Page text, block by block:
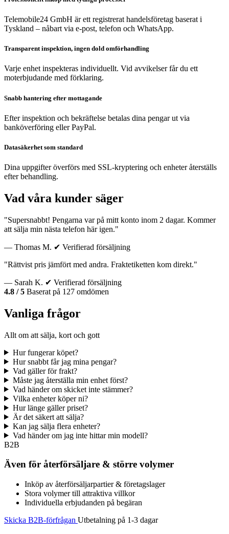
Telemobile24 GmbH är ett registrerat handelsföretag baserat i
Tyskland – nåbart via e-post, telefon och WhatsApp.
Transparent inspektion, ingen dold omförhandling
Varje enhet inspekteras individuellt. Vid avvikelser får du ett
moterbjudande med förklaring.
Snabb hantering efter mottagande
Efter inspektion och bekräftelse betalas dina pengar ut via
banköverföring eller PayPal.
Datasäkerhet som standard
Dina uppgifter överförs med SSL-kryptering och enheter återställs
efter behandling.
Vad våra kunder säger
"Supersnabbt! Pengarna var på mitt konto inom 2 dagar. Kommer
att sälja min nästa telefon här igen."
— Thomas M. ✔ Verifierad försäljning
"Rättvist pris jämfört med andra. Fraktetiketten kom direkt."
— Sarah K. ✔ Verifierad försäljning
4.8 / 5 Baserat på 127 omdömen
Vanliga frågor
Allt om att sälja, kort och gott
Hur fungerar köpet?
Hur snabbt får jag mina pengar?
Vad gäller för frakt?
Måste jag återställa min enhet först?
Vad händer om skicket inte stämmer?
Vilka enheter köper ni?
Hur länge gäller priset?
Är det säkert att sälja?
Kan jag sälja flera enheter?
Vad händer om jag inte hittar min modell?
B2B
Även för återförsäljare & större volymer
Inköp av återförsäljarpartier & företagslager
Stora volymer till attraktiva villkor
Individuella erbjudanden på begäran
Skicka B2B-förfrågan Utbetalning på 1-3 dagar